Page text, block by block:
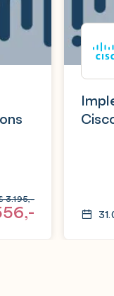
3.195,-